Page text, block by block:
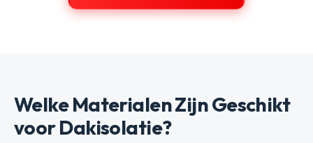
Welke Materialen Zijn Geschikt
voor Dakisolatie?